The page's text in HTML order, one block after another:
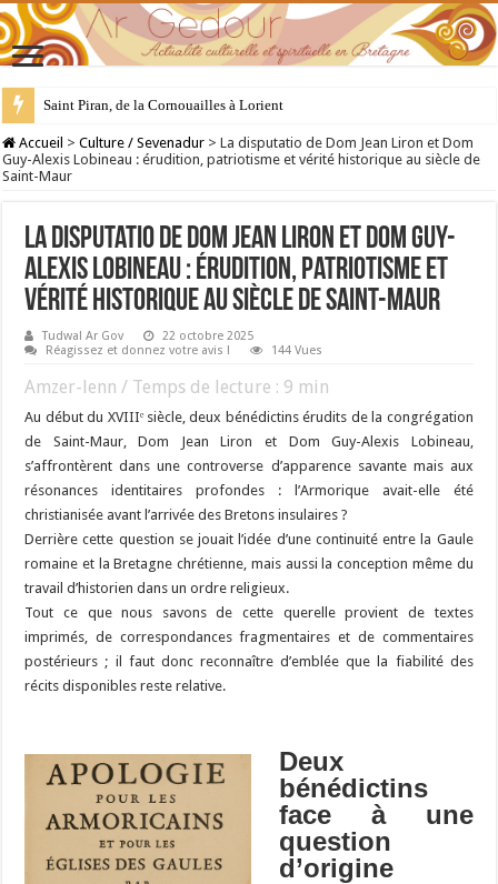
28 juillet : Saint Samson de Dol, père de la Bretagne chrétienne
Accueil > Culture / Sevenadur > La disputatio de Dom Jean Liron et Dom
Guy-Alexis Lobineau : érudition, patriotisme et vérité historique au siècle de
Saint-Maur
La disputatio de Dom Jean Liron et Dom Guy-
Alexis Lobineau : érudition, patriotisme et
vérité historique au siècle de Saint-Maur
Tudwal Ar Gov
22 octobre 2025
Réagissez et donnez votre avis !
144 Vues
Amzer-lenn / Temps de lecture : 9 min
Au début du XVIIIᵉ siècle, deux bénédictins érudits de la congrégation
de Saint-Maur, Dom Jean Liron et Dom Guy-Alexis Lobineau,
s’affrontèrent dans une controverse d’apparence savante mais aux
résonances identitaires profondes : l’Armorique avait-elle été
christianisée avant l’arrivée des Bretons insulaires ?
Derrière cette question se jouait l’idée d’une continuité entre la Gaule
romaine et la Bretagne chrétienne, mais aussi la conception même du
travail d’historien dans un ordre religieux.
Tout ce que nous savons de cette querelle provient de textes
imprimés, de correspondances fragmentaires et de commentaires
postérieurs ; il faut donc reconnaître d’emblée que la fiabilité des
récits disponibles reste relative.
Deux
bénédictins
face à une
question
d’origine